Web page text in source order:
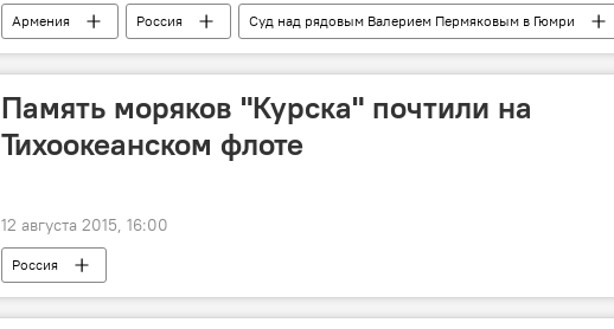
Армения Россия Суд над рядовым Валерием Пермяковым в Гюмри
Память моряков "Курска" почтили на
Тихоокеанском флоте
12 августа 2015, 16:00
Россия